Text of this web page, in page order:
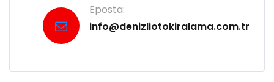
Eposta:
info@denizliotokiralama.com.tr